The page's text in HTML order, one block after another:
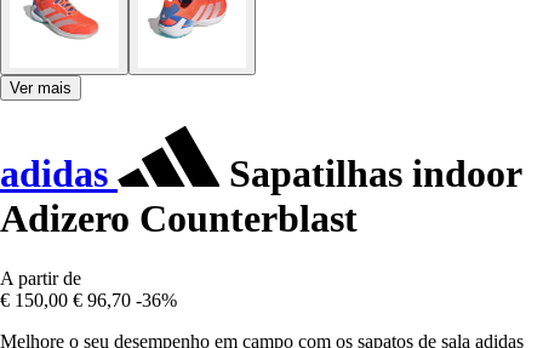
Ver mais
adidas
Sapatilhas indoor
Adizero Counterblast
A partir de
€ 150,00 € 96,70 -36%
Melhore o seu desempenho em campo com os sapatos de sala adidas